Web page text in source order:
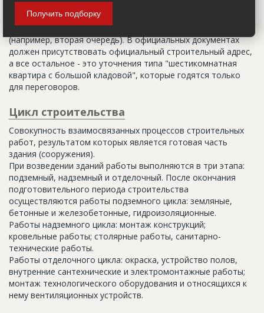
Настоящим строительным адресом можно считать адрес,
указанный в правоустанавливающих документах. Иногда
строительные организации делают свои добавления
(например, вторая очередь). В официальных документах
должен присутствовать официальный строительный адрес,
а все остальное - это уточнения типа "шестикомнатная
квартира с большой кладовой", которые годятся только
для переговоров.
Цикл строительства
Совокупность взаимосвязанных процессов строительных
работ, результатом которых является готовая часть
здания (сооружения).
При возведении зданий работы выполняются в три этапа:
подземный, надземный и отделочный. После окончания
подготовительного периода строительства
осуществляются работы подземного цикла: земляные,
бетонные и железобетонные, гидроизоляционные.
Работы надземного цикла: монтаж конструкций;
кровельные работы; столярные работы, санитарно-
технические работы.
Работы отделочного цикла: окраска, устройство полов,
внутренние сантехнические и электромонтажные работы;
монтаж технологического оборудования и относящихся к
нему вентиляционных устройств.
Получить подборку